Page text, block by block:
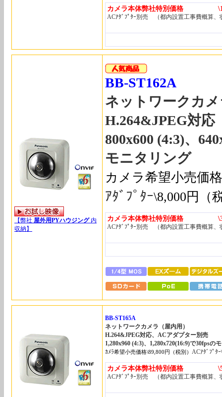
カメラ本体弊社特別価格
ACｱﾀﾞﾌﾟﾀｰ別売 （都内設置工事費概算、
【弊社 屋外用PYハウジング 内
収納】
BB-ST162A
ネットワークカ
H.264&JPEG対応
800x600 (4:3)、
モニタリング
カメラ希望小売価
ｱﾀﾞﾌﾟﾀｰ\8,000円 （
カメラ本体弊社特別価格
ACｱﾀﾞﾌﾟﾀｰ別売 （都内設置工事費概算、
BB-ST165A
ネットワークカメラ（屋内用）
H.264&JPEG対応、ACアダプター別売
1,280x960 (4:3)、1,280x720(16:9)で30fpsの
ｶﾒﾗ希望小売価格\89,800円（税別） ACｱﾀﾞﾌﾟﾀｰ
カメラ本体弊社特別価格
ACｱﾀﾞﾌﾟﾀｰ別売 （都内設置工事費概算、